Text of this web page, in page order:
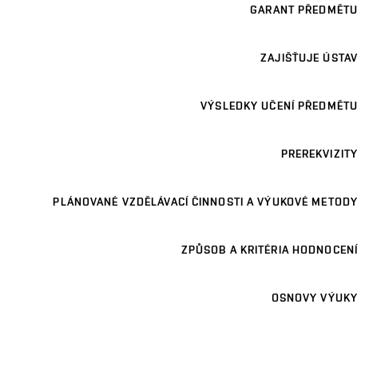
GARANT PŘEDMĚTU
ZAJIŠŤUJE ÚSTAV
VÝSLEDKY UČENÍ PŘEDMĚTU
PREREKVIZITY
PLÁNOVANÉ VZDĚLÁVACÍ ČINNOSTI A VÝUKOVÉ METODY
ZPŮSOB A KRITÉRIA HODNOCENÍ
OSNOVY VÝUKY